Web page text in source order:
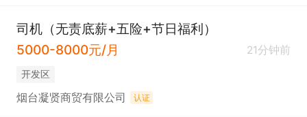
司机（无责底薪+五险+节日福利）
5000-8000元/月
21分钟前
开发区
烟台凝贤商贸有限公司 认证